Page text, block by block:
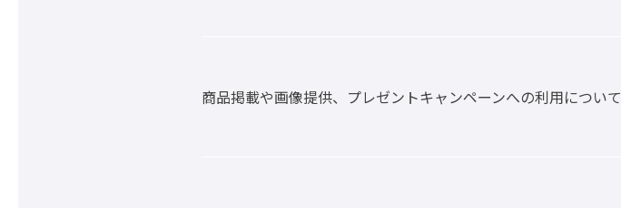
商品掲載や画像提供、プレゼントキャンペーンへの利用について